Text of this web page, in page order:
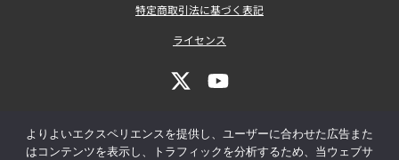
特定商取引法に基づく表記
ライセンス
よりよいエクスペリエンスを提供し、ユーザーに合わせた広告また
はコンテンツを表示し、トラフィックを分析するため、当ウェブサ